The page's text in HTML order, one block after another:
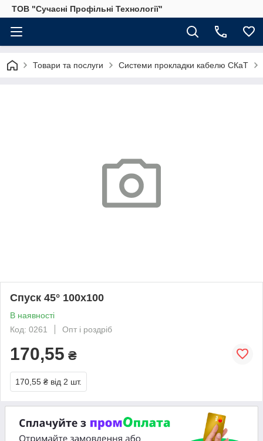
ТОВ "Сучасні Профільні Технології"
Товари та послуги Системи прокладки кабелю СКаТ
Спуск 45° 100х100
В наявності
Код: 0261
Опт і роздріб
170,55 ₴
170,55 ₴ від 2 шт.